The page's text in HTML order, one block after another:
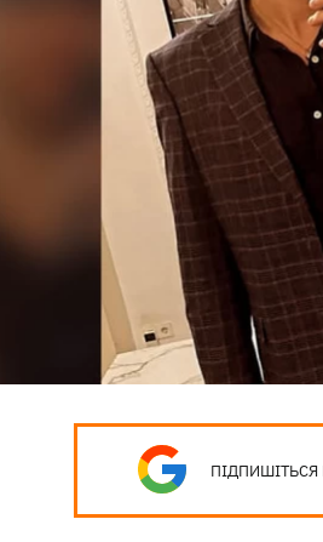
ПІДПИШІТЬСЯ